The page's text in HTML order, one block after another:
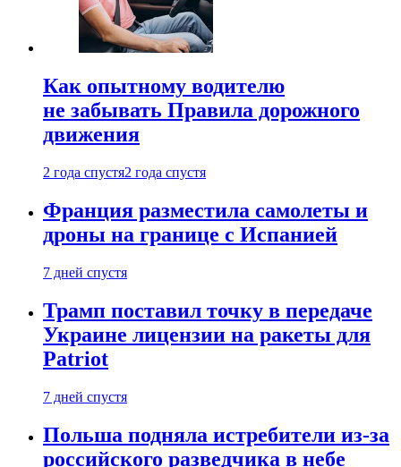
Как опытному водителю
не забывать Правила дорожного
движения
2 года спустя2 года спустя
Франция разместила самолеты и
дроны на границе с Испанией
7 дней спустя
Трамп поставил точку в передаче
Украине лицензии на ракеты для
Patriot
7 дней спустя
Польша подняла истребители из-за
российского разведчика в небе